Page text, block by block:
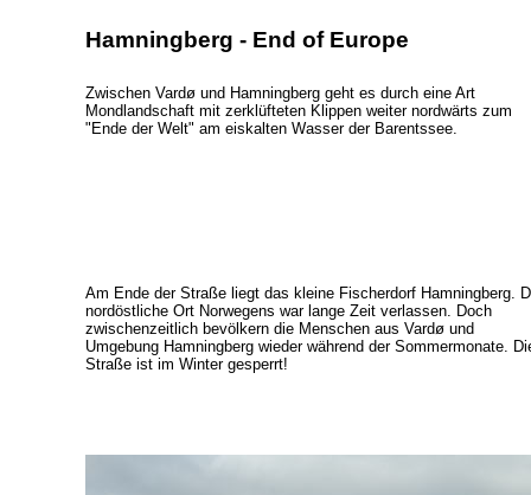
Zwischen Vardø und Hamningberg geht es durch eine Art
Mondlandschaft mit zerklüfteten Klippen weiter nordwärts zum
"Ende der Welt" am eiskalten Wasser der Barentssee.
Am Ende der Straße liegt das kleine Fischerdorf Hamningberg.
nordöstliche Ort Norwegens war lange Zeit verlassen. Doch
zwischenzeitlich bevölkern die Menschen aus Vardø und
Umgebung Hamningberg wieder während der Sommermonate.
Straße ist im Winter gesperrt!
Hamningberg - End of Europe